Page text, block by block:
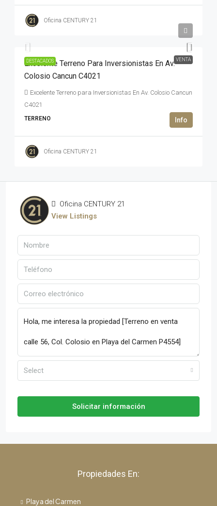
Oficina CENTURY 21
DESTACADOS VENTA
92,000,000MXN$
Excelente Terreno Para Inversionistas En Av.
Colosio Cancun C4021
Excelente Terreno para Inversionistas En Av. Colosio Cancun
C4021
TERRENO
Oficina CENTURY 21
Oficina CENTURY 21
View Listings
Select
Solicitar información
Propiedades En:
Playa del Carmen